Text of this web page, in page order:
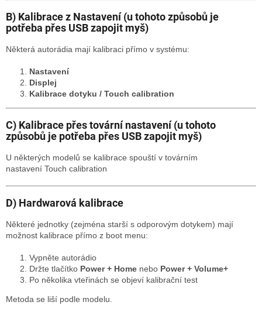
B) Kalibrace z Nastavení (u tohoto způsobů je
potřeba přes USB zapojit myš)
Některá autorádia mají kalibraci přímo v systému:
Nastavení
Displej
Kalibrace dotyku / Touch calibration
C) Kalibrace přes tovární nastavení (u tohoto
způsobů je potřeba přes USB zapojit myš)
U některých modelů se kalibrace spouští v továrním
nastavení Touch calibration
D) Hardwarová kalibrace
Některé jednotky (zejména starší s odporovým dotykem) mají
možnost kalibrace přímo z boot menu:
Vypněte autorádio
Držte tlačítko Power + Home nebo Power + Volume+
Po několika vteřinách se objeví kalibrační test
Metoda se liší podle modelu.